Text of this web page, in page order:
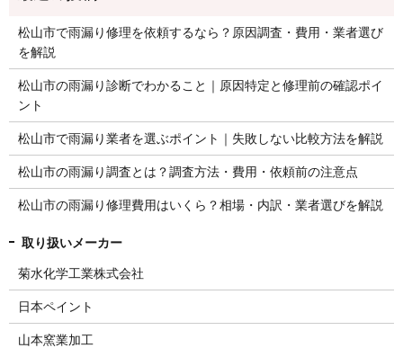
松山市で雨漏り修理を依頼するなら？原因調査・費用・業者選び
を解説
松山市の雨漏り診断でわかること｜原因特定と修理前の確認ポイ
ント
松山市で雨漏り業者を選ぶポイント｜失敗しない比較方法を解説
松山市の雨漏り調査とは？調査方法・費用・依頼前の注意点
松山市の雨漏り修理費用はいくら？相場・内訳・業者選びを解説
菊水化学工業株式会社
日本ペイント
山本窯業加工